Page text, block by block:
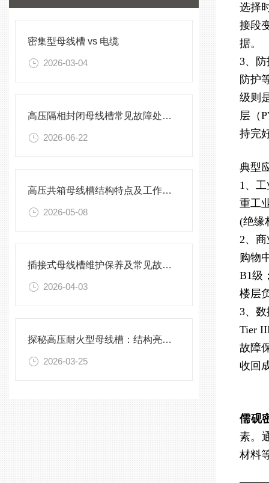
密集型母线槽 vs 电缆
2026-03-04
高压隔相封闭母线槽常见故障处理方案
2026-06-22
高压共箱母线槽结构特点及工作原理
2026-05-08
插接式母线槽维护保养及常见故障处理指南
2026-04-03
探秘高压耐火型母线槽：结构亮点与实用效能
2026-03-25
选择
接段
据。
3、
防护
级则
层（
持完
典型
1、
重工
(绝缘
2、
购物
B1级
楼层
3、
Tier
故障
收回
儒砚
素。
材料